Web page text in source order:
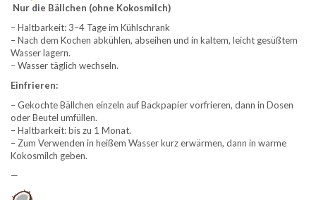
Nur die Bällchen (ohne Kokosmilch)
– Haltbarkeit: 3–4 Tage im Kühlschrank
– Nach dem Kochen abkühlen, abseihen und in kaltem, leicht gesüßtem
Wasser lagern.
– Wasser täglich wechseln.
Einfrieren:
– Gekochte Bällchen einzeln auf Backpapier vorfrieren, dann in Dosen
oder Beutel umfüllen.
– Haltbarkeit: bis zu 1 Monat.
– Zum Verwenden in heißem Wasser kurz erwärmen, dann in warme
Kokosmilch geben.
—